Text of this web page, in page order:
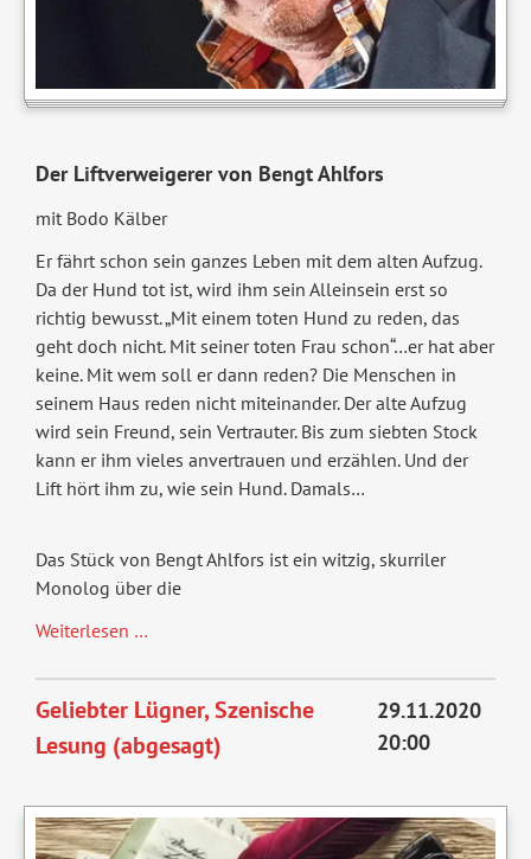
Der Liftverweigerer von Bengt Ahlfors
mit Bodo Kälber
Er fährt schon sein ganzes Leben mit dem alten Aufzug.
Da der Hund tot ist, wird ihm sein Alleinsein erst so
richtig bewusst. „Mit einem toten Hund zu reden, das
geht doch nicht. Mit seiner toten Frau schon“…er hat aber
keine. Mit wem soll er dann reden? Die Menschen in
seinem Haus reden nicht miteinander. Der alte Aufzug
wird sein Freund, sein Vertrauter. Bis zum siebten Stock
kann er ihm vieles anvertrauen und erzählen. Und der
Lift hört ihm zu, wie sein Hund. Damals…
Das Stück von Bengt Ahlfors ist ein witzig, skurriler
Monolog über die
Weiterlesen …
Geliebter Lügner, Szenische
Lesung (abgesagt)
29.11.2020
20:00